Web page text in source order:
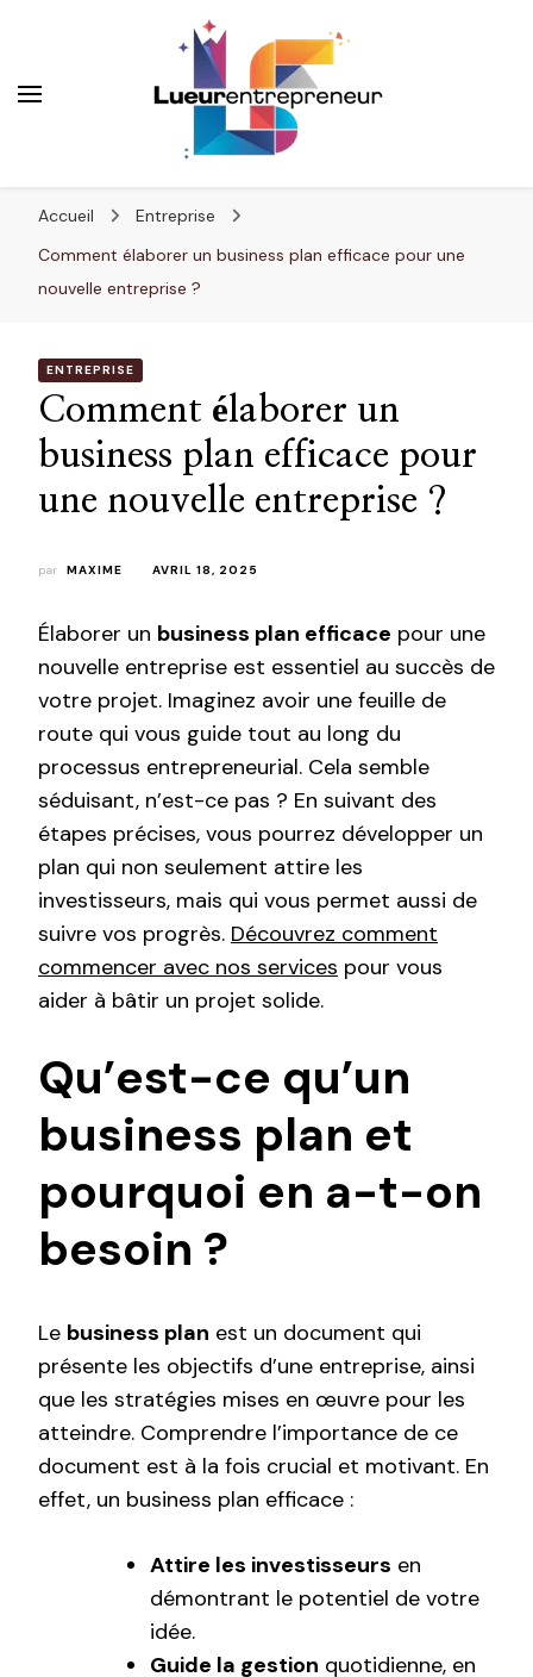
Accueil
Entreprise
Comment élaborer un business plan efficace pour une
nouvelle entreprise ?
ENTREPRISE
Comment élaborer un
business plan efficace pour
une nouvelle entreprise ?
par MAXIME AVRIL 18, 2025
Élaborer un business plan efficace pour une
nouvelle entreprise est essentiel au succès de
votre projet. Imaginez avoir une feuille de
route qui vous guide tout au long du
processus entrepreneurial. Cela semble
séduisant, n’est-ce pas ? En suivant des
étapes précises, vous pourrez développer un
plan qui non seulement attire les
investisseurs, mais qui vous permet aussi de
suivre vos progrès. Découvrez comment
commencer avec nos services pour vous
aider à bâtir un projet solide.
Qu’est-ce qu’un
business plan et
pourquoi en a-t-on
besoin ?
Le business plan est un document qui
présente les objectifs d’une entreprise, ainsi
que les stratégies mises en œuvre pour les
atteindre. Comprendre l’importance de ce
document est à la fois crucial et motivant. En
effet, un business plan efficace :
Attire les investisseurs en
démontrant le potentiel de votre
idée.
Guide la gestion quotidienne, en